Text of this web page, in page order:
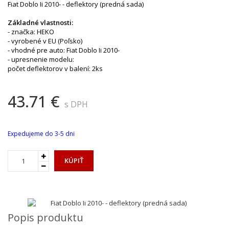
Fiat Doblo Ii 2010- - deflektory (predná sada)
Základné vlastnosti:
- značka: HEKO
- vyrobené v EU (Poľsko)
- vhodné pre auto: Fiat Doblo Ii 2010-
- upresnenie modelu:
počet deflektorov v balení: 2ks
43.71 € s DPH
Expedujeme do 3-5 dni
KÚPIŤ
Popis produktu